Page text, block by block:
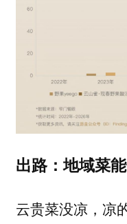
出路：地域菜
云贵菜没凉，凉